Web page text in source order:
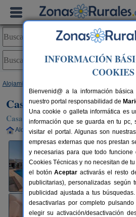
Alojamientos
Casa Rural Carula
Casa Rural en La Puebla de Cazalla
Alquiler completo 4 plazas 70 km de
INFORMACIÓN
COOKIES
Bienvenid@ a la información
nuestro portal responsabilidad de
Una cookie o galleta informática es
información que se guarda en tu pc,
visitar el portal. Algunas son
empresas externas que nos prestan
y necesarias para que todo funcione
Cookies Técnicas y no necesitan de
el botónAceptar activarás el resto
publicitarias), personalizadas según
publicidad ajustada a tus
desactivarlas por completo
elegir su activación/desactivación